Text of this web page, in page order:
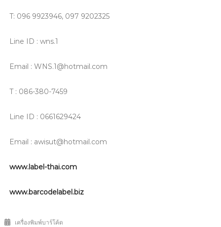
T: 096 9923946, 097 9202325
Line ID : wns.1
Email : WNS.1@hotmail.com
T : 086-380-7459
Line ID : 0661629424
Email : awisut@hotmail.com
www.label-thai.com
www.barcodelabel.biz
เครื่องพิมพ์บาร์โค้ด